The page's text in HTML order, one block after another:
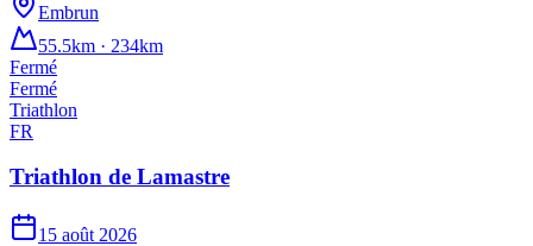
Embrun
55.5km · 234km
Fermé
Fermé
Triathlon
FR
Triathlon de Lamastre
15 août 2026